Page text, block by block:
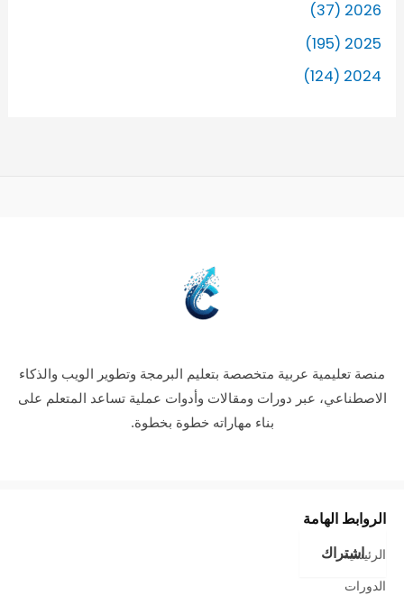
2026 (37)
2025 (195)
2024 (124)
منصة تعليمية عربية متخصصة بتعليم البرمجة وتطوير الويب والذكاء
الاصطناعي، عبر دورات ومقالات وأدوات عملية تساعد المتعلم على
بناء مهاراته خطوة بخطوة.
الروابط الهامة
الرئيسية
الدورات
اشتراك